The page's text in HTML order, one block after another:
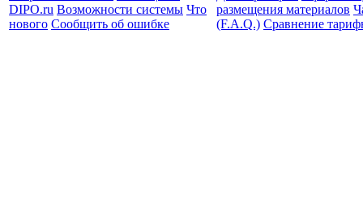
DIPO.ru Возможности системы Что
нового Сообщить об ошибке
размещения материалов
(F.A.Q.) Cравнение